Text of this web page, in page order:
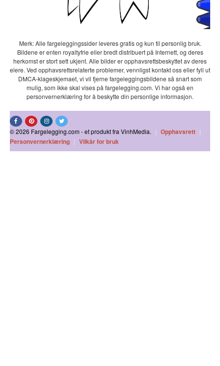
Merk: Alle fargeleggingssider leveres gratis og kun til personlig bruk.
Bildene er enten royaltyfrie eller bredt distribuert på Internett, og deres
herkomst er stort sett ukjent. Alle bilder er opphavsrettsbeskyttet av deres
eiere. Ved opphavsrettsrelaterte problemer, vennligst kontakt oss eller fyll ut
DMCA-klageskjemaet, vi vil fjerne fargeleggingsbildene så snart som
mulig, som ikke skal vises på fargelegging.com. Vi har også en
personvernerklæring for å beskytte din personlige informasjon.
© 2026 Fargelegging.com - et produkt fra VinhMedia. | Opphavsrett |
Personvernerklæring | Vilkår for bruk